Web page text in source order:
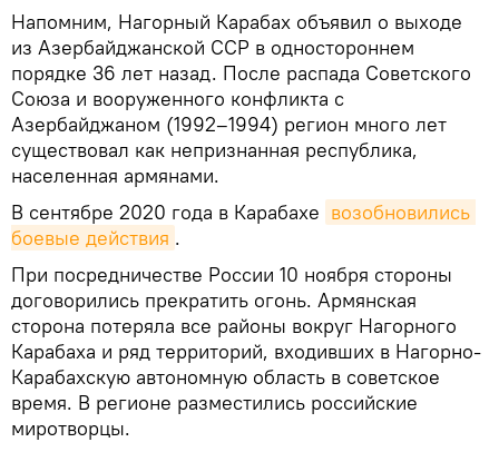
Напомним, Нагорный Карабах объявил о выходе
из Азербайджанской ССР в одностороннем
порядке 36 лет назад. После распада Советского
Союза и вооруженного конфликта с
Азербайджаном (1992–1994) регион много лет
существовал как непризнанная республика,
населенная армянами.
В сентябре 2020 года в Карабахе возобновились
боевые действия .
При посредничестве России 10 ноября стороны
договорились прекратить огонь. Армянская
сторона потеряла все районы вокруг Нагорного
Карабаха и ряд территорий, входивших в Нагорно-
Карабахскую автономную область в советское
время. В регионе разместились российские
миротворцы.